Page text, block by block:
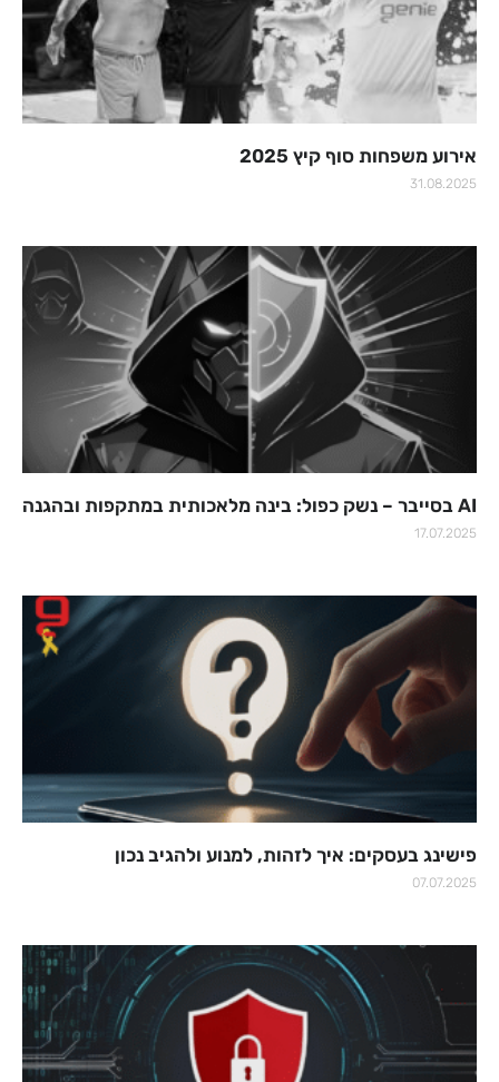
אירוע משפחות סוף קיץ 2025
31.08.2025
AI בסייבר – נשק כפול: בינה מלאכותית במתקפות ובהגנה
17.07.2025
פישינג בעסקים: איך לזהות, למנוע ולהגיב נכון
07.07.2025